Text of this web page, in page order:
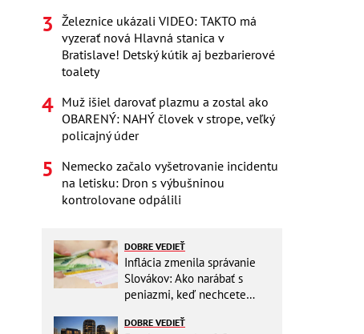
Železnice ukázali VIDEO: TAKTO má
vyzerať nová Hlavná stanica v
Bratislave! Detský kútik aj bezbarierové
toalety
Muž išiel darovať plazmu a zostal ako
OBARENÝ: NAHÝ človek v strope, veľký
policajný úder
Nemecko začalo vyšetrovanie incidentu
na letisku: Dron s výbušninou
kontrolovane odpálili
DOBRE VEDIEŤ
Inflácia zmenila správanie
Slovákov: Ako narábať s
peniazmi, keď nechcete
DOBRE VEDIEŤ